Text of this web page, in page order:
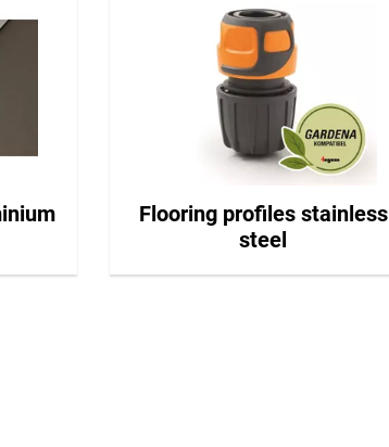
Flooring profiles stainless
steel